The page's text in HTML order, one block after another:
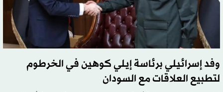
وفد إسرائيلي برئاسة إيلي كوهين في الخرطوم
لتطبيع العلاقات مع السودان